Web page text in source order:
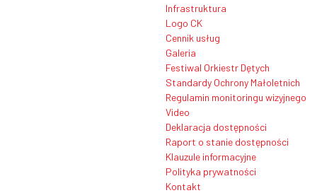
Infrastruktura
Logo CK
Cennik usług
Galeria
Festiwal Orkiestr Dętych
Standardy Ochrony Małoletnich
Regulamin monitoringu wizyjnego
Video
Deklaracja dostępności
Raport o stanie dostępności
Klauzule informacyjne
Polityka prywatności
Kontakt